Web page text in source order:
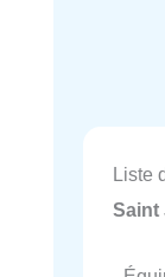
Liste
Saint